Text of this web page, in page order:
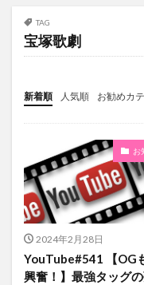
TAG
宝塚歌劇
新着順 人気順 お勧めカ
未分類
お
2024年2月28日
YouTube#541 【OG
興奮！】最強タッグ